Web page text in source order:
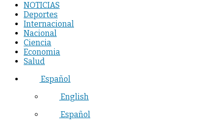
NOTICIAS
Deportes
Internacional
Nacional
Ciencia
Economia
Salud
Español
English
Español